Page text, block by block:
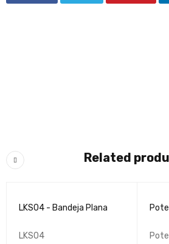
Related
LKS04 - Bandeja Plana
LKS04